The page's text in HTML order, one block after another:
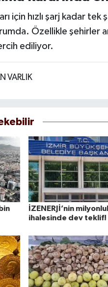
için hızlı şarj kadar
Özellikle şehirler
ediliyor.
VARLIK
İZENERJİ’nin
ihalesinde dev teklif!